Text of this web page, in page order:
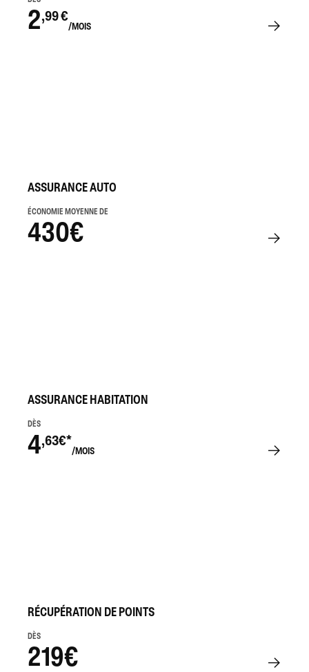
2,99 €
/MOIS
ASSURANCE AUTO
ÉCONOMIE MOYENNE DE
430€
ASSURANCE HABITATION
DÈS
4,63€*
/MOIS
RÉCUPÉRATION DE POINTS
DÈS
219€